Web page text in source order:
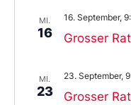
MI.
16 Grosser Rat
16. September,
MI.
23 Grosser
23. September,